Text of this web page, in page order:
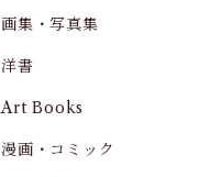
画集・写真集
洋書
Art Books
漫画・コミック